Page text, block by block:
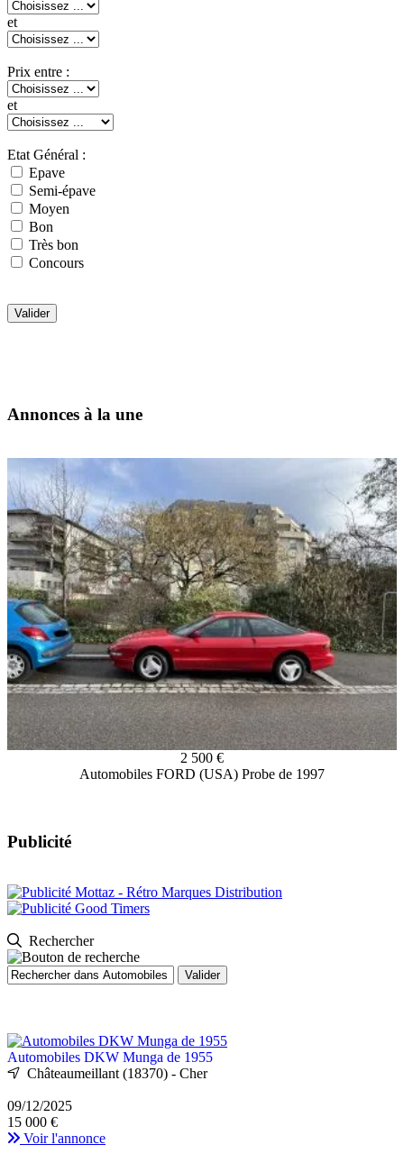
et
Prix entre :
et
Etat Général :
Epave
Semi-épave
Moyen
Bon
Très bon
Concours
Annonces à la une
2 500 €
Automobiles FORD (USA) Probe de 1997
Publicité
Rechercher
Automobiles DKW Munga de 1955
Châteaumeillant (18370) - Cher
09/12/2025
15 000 €
Voir l'annonce